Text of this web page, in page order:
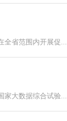
全省范围内开展促...
家大数据综合试验...